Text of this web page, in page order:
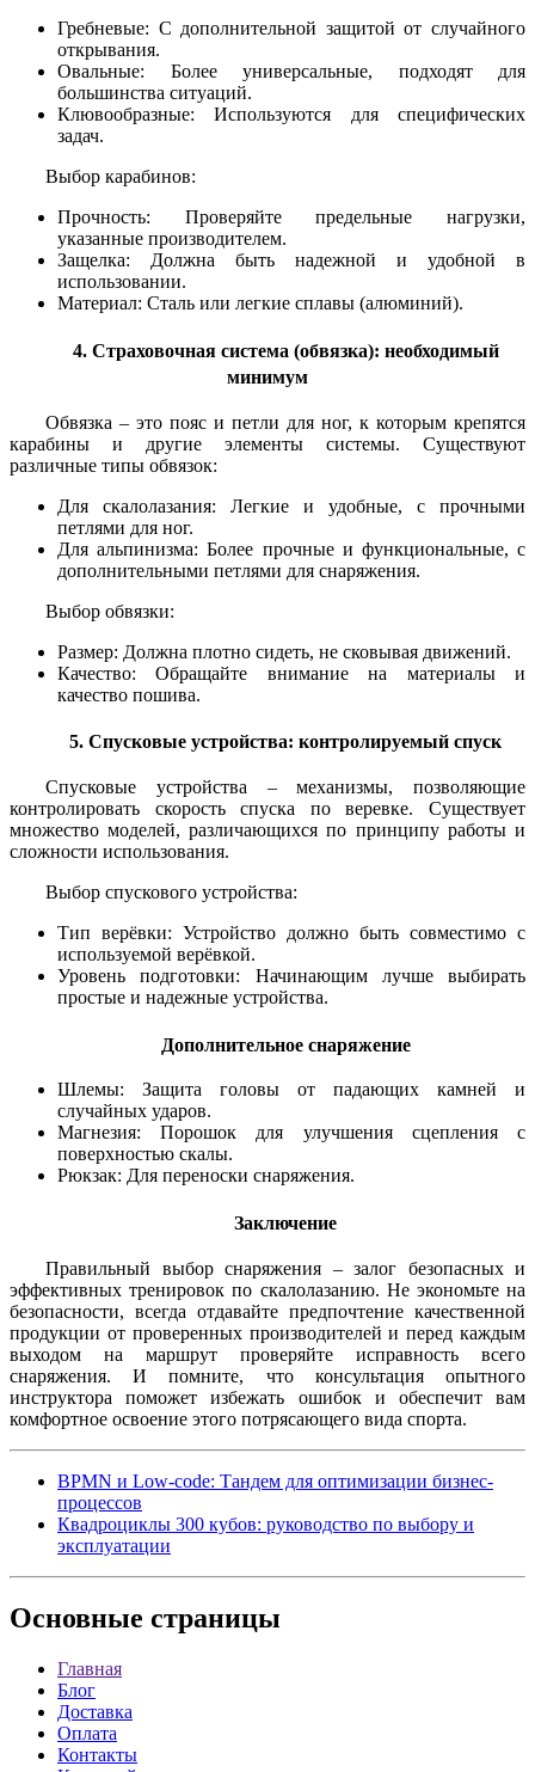
Гребневые: С дополнительной защитой от случайного
открывания.
Овальные: Более универсальные, подходят для
большинства ситуаций.
Клювообразные: Используются для специфических
задач.
Выбор карабинов:
Прочность: Проверяйте предельные нагрузки,
указанные производителем.
Защелка: Должна быть надежной и удобной в
использовании.
Материал: Сталь или легкие сплавы (алюминий).
4. Страховочная система (обвязка): необходимый
минимум
Обвязка – это пояс и петли для ног, к которым крепятся
карабины и другие элементы системы. Существуют
различные типы обвязок:
Для скалолазания: Легкие и удобные, с прочными
петлями для ног.
Для альпинизма: Более прочные и функциональные, с
дополнительными петлями для снаряжения.
Выбор обвязки:
Размер: Должна плотно сидеть, не сковывая движений.
Качество: Обращайте внимание на материалы и
качество пошива.
5. Спусковые устройства: контролируемый спуск
Спусковые устройства – механизмы, позволяющие
контролировать скорость спуска по веревке. Существует
множество моделей, различающихся по принципу работы и
сложности использования.
Выбор спускового устройства:
Тип верёвки: Устройство должно быть совместимо с
используемой верёвкой.
Уровень подготовки: Начинающим лучше выбирать
простые и надежные устройства.
Дополнительное снаряжение
Шлемы: Защита головы от падающих камней и
случайных ударов.
Магнезия: Порошок для улучшения сцепления с
поверхностью скалы.
Рюкзак: Для переноски снаряжения.
Заключение
Правильный выбор снаряжения – залог безопасных и
эффективных тренировок по скалолазанию. Не экономьте на
безопасности, всегда отдавайте предпочтение качественной
продукции от проверенных производителей и перед каждым
выходом на маршрут проверяйте исправность всего
снаряжения. И помните, что консультация опытного
инструктора поможет избежать ошибок и обеспечит вам
комфортное освоение этого потрясающего вида спорта.
BPMN и Low-code: Тандем для оптимизации бизнес-
процессов
Квадроциклы 300 кубов: руководство по выбору и
эксплуатации
Основные страницы
Главная
Блог
Доставка
Оплата
Контакты